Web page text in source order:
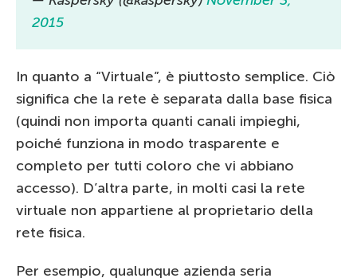
2015
In quanto a “Virtuale”, è piuttosto semplice. Ciò
significa che la rete è separata dalla base fisica
(quindi non importa quanti canali impieghi,
poiché funziona in modo trasparente e
completo per tutti coloro che vi abbiano
accesso). D’altra parte, in molti casi la rete
virtuale non appartiene al proprietario della
rete fisica.
Per esempio, qualunque azienda seria